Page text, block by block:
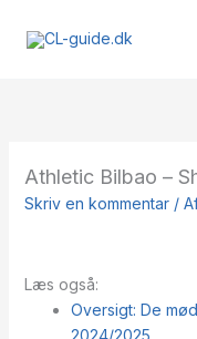
Athletic Bilbao –
Skriv en kommentar /
Læs også:
Oversigt: De
2024/2025